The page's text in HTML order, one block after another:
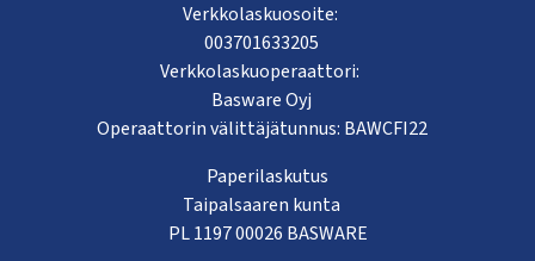
Verkkolaskuosoite:
003701633205
Verkkolaskuoperaattori:
Basware Oyj
Operaattorin välittäjätunnus: BAWCFI22
Paperilaskutus
Taipalsaaren kunta
PL 1197 00026 BASWARE